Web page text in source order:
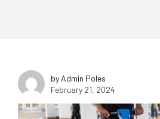
by Admin Poles
February 21, 2024